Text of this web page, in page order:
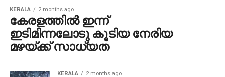
KERALA 2 months ago
കേരളത്തിൽ ഇന്ന്
ഇടിമിന്നലോടു കൂടിയ നേരിയ
മഴയ്ക്ക് സാധ്യത
KERALA 2 months ago